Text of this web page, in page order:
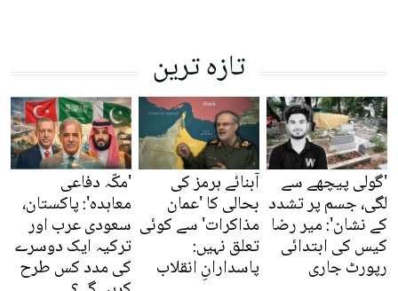
تازہ ترین
'گولی پیچھے سے
لگی، جسم پر تشدد
کے نشان': میر رضا
کیس کی ابتدائی
رپورٹ جاری
آبنائے ہرمز کی
بحالی کا 'عمان
مذاکرات' سے کوئی
تعلق نہیں:
پاسدارانِ انقلاب
'مکّہ دفاعی
معاہدہ': پاکستان،
سعودی عرب اور
ترکیہ ایک دوسرے
کی مدد کس طرح